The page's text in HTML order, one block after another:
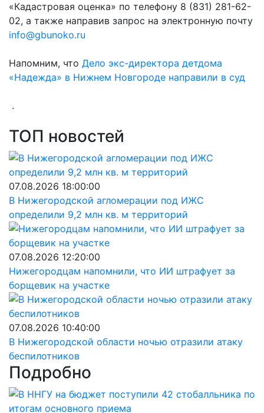
«Кадастровая оценка» по телефону 8 (831) 281-62-
02, а также направив запрос на электронную почту
info@gbunoko.ru
Напомним, что Дело экс-директора детдома
«Надежда» в Нижнем Новгороде направили в суд
.
ТОП новостей
07.08.2026 18:00:00
В Нижегородской агломерации под ИЖС
определили 9,2 млн кв. м территорий
07.08.2026 12:20:00
Нижегородцам напомнили, что ИИ штрафует за
борщевик на участке
07.08.2026 10:40:00
В Нижегородской области ночью отразили атаку
беспилотников
Подробно